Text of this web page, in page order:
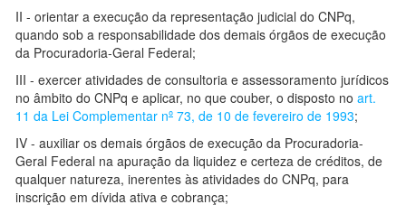
II - orientar a execução da representação judicial do CNPq,
quando sob a responsabilidade dos demais órgãos de execução
da Procuradoria-Geral Federal;
III - exercer atividades de consultoria e assessoramento jurídicos
no âmbito do CNPq e aplicar, no que couber, o disposto no art.
11 da Lei Complementar nº 73, de 10 de fevereiro de 1993;
IV - auxiliar os demais órgãos de execução da Procuradoria-
Geral Federal na apuração da liquidez e certeza de créditos, de
qualquer natureza, inerentes às atividades do CNPq, para
inscrição em dívida ativa e cobrança;